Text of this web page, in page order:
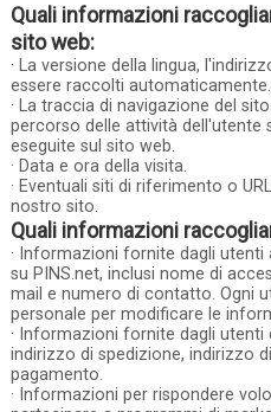
Quali informazioni
sito web:
· La versione della lingua,
essere raccolti automaticamente.
· La traccia di navigazione del
percorso delle attività dell'utente
eseguite sul sito web.
· Data e ora della visita.
· Eventuali siti di riferimento o
nostro sito.
Quali informazioni
· Informazioni fornite dagli
su PINS.net, inclusi nome di
mail e numero di contatto. Ogni
personale per modificare le
· Informazioni fornite dagli
indirizzo di spedizione, indirizzo
pagamento.
· Informazioni per rispondere